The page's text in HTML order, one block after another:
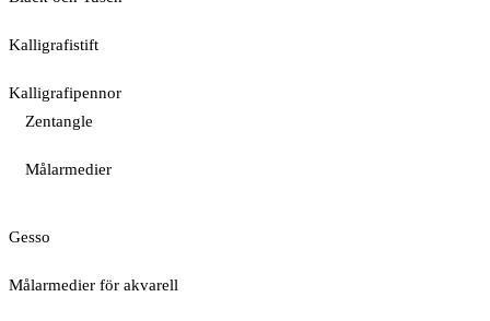
Kalligrafistift
Kalligrafipennor
Zentangle
Målarmedier
Gesso
Målarmedier för akvarell